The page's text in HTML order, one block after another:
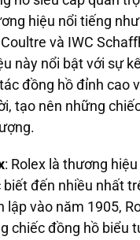
hiệu nổi tiếng như
và IWC
này nổi bật với sự
đồng hồ đỉnh cao
tạo nên những
: Rolex là thương
đến nhiều nhất
lập vào năm 1905,
chiếc đồng hồ biểu